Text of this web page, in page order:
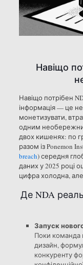
Навіщо
Навіщо потрібен
інформація — це
монетизувати,
одним
двох кишенях: по
разом із Ponemon
breach) середня
даних у 2025 році
цифра холодна,
Де NDA
Запуск
Поки команда
дизайн,
конкуренту